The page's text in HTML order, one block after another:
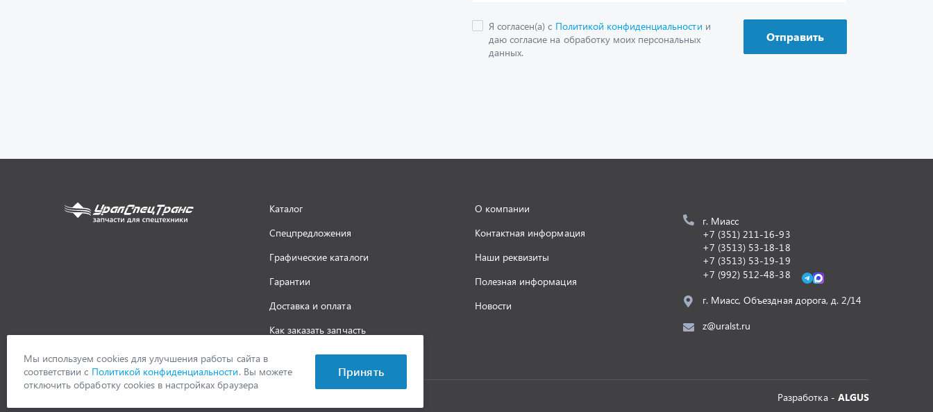
Спецпредложения
Гарантии
Доставка и оплата
Как заказать запчасть
Контактная информация
Полезная информация
Новости
г. Миасс, Объездная дорога, д. 2/14
z@uralst.ru
Политика конфиденциальности
Мы используем cookies для улучшения работы сайта в
соответствии с Политикой конфиденциальности. Вы можете
отключить обработку cookies в настройках браузера
Принять